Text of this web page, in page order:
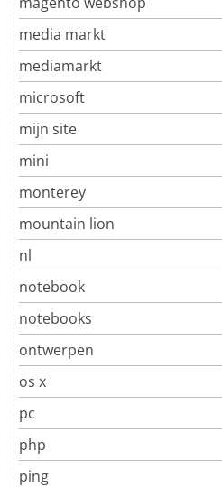
media markt
mediamarkt
microsoft
mijn site
mini
monterey
mountain lion
nl
notebook
notebooks
ontwerpen
os x
pc
php
ping